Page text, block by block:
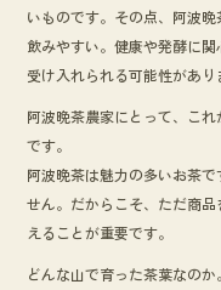
いものです。その点、阿波
飲みやすい。健康や発酵に
受け入れられる可能性があり
阿波晩茶農家にとって、これ
です。
阿波晩茶は魅力の多いお茶
せん。だからこそ、ただ商
えることが重要です。
どんな山で育った茶葉なのか。